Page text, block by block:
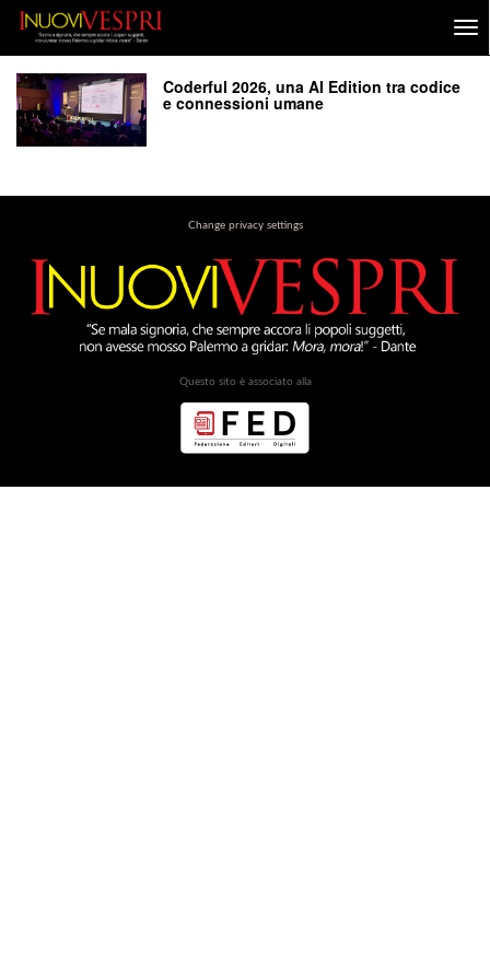
Coderful 2026, una AI Edition tra codice
e connessioni umane
Change privacy settings
Questo sito è associato alla